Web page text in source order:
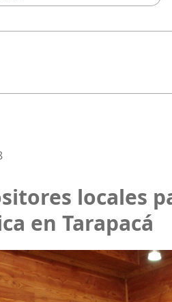
locales
en Tarapacá